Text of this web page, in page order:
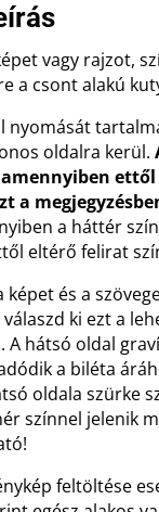
vagy rajzot,
a csont alakú
nyomását
oldalra kerül.
a
a háttér
eltérő felirat
képet és a
ki ezt a
A hátsó oldal
a biléta
oldala szürke
színnel jelenik
feltöltése